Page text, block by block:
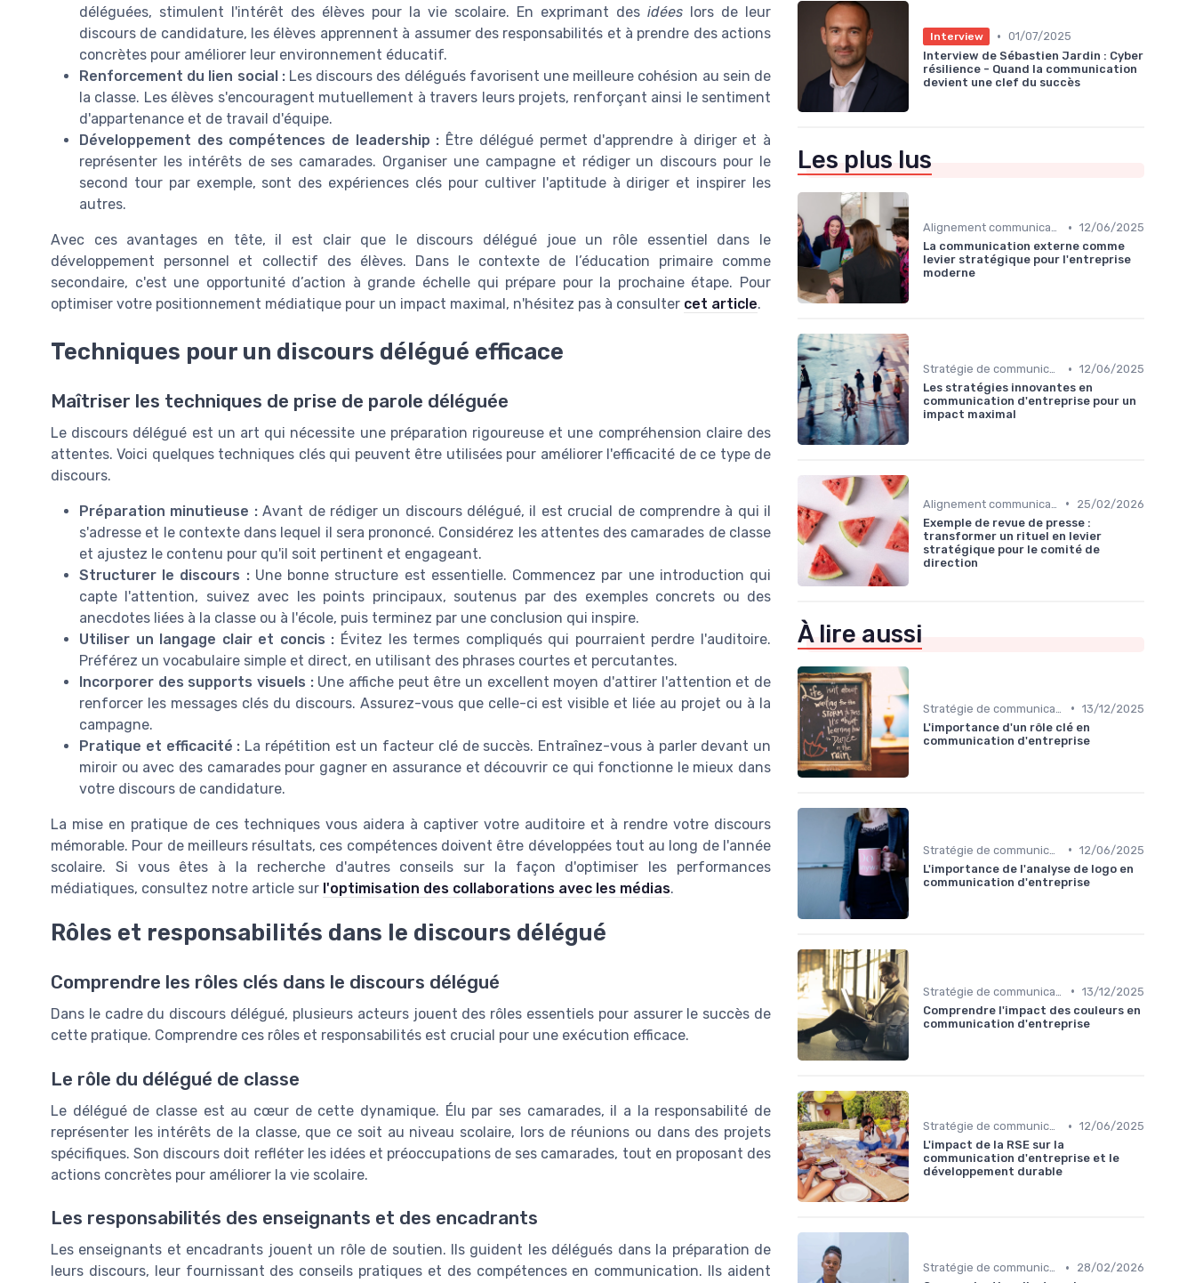
déléguées, stimulent l'intérêt des élèves pour la vie scolaire. En exprimant des idées lors de leur
discours de candidature, les élèves apprennent à assumer des responsabilités et à prendre des actions
concrètes pour améliorer leur environnement éducatif.
Renforcement du lien social :Les discours des délégués favorisent une meilleure cohésion au sein de
la classe. Les élèves s'encouragent mutuellement à travers leurs projets, renforçant ainsi le sentiment
d'appartenance et de travail d'équipe.
Développement des compétences de leadership : Être délégué permet d'apprendre à diriger et à
représenter les intérêts de ses camarades. Organiser une campagne et rédiger un discours pour le
second tour par exemple, sont des expériences clés pour cultiver l'aptitude à diriger et inspirer les
autres.
Avec ces avantages en tête, il est clair que le discours délégué joue un rôle essentiel dans le
développement personnel et collectif des élèves. Dans le contexte de l’éducation primaire comme
secondaire, c'est une opportunité d’action à grande échelle qui prépare pour la prochaine étape. Pour
optimiser votre positionnement médiatique pour un impact maximal, n'hésitez pas à consulter cet article.
Techniques pour un discours délégué efficace
Maîtriser les techniques de prise de parole déléguée
Le discours délégué est un art qui nécessite une préparation rigoureuse et une compréhension claire des
attentes. Voici quelques techniques clés qui peuvent être utilisées pour améliorer l'efficacité de ce type de
discours.
Préparation minutieuse :Avant de rédiger un discours délégué, il est crucial de comprendre à qui il
s'adresse et le contexte dans lequel il sera prononcé. Considérez les attentes des camarades de classe
et ajustez le contenu pour qu'il soit pertinent et engageant.
Structurer le discours :Une bonne structure est essentielle. Commencez par une introduction qui
capte l'attention, suivez avec les points principaux, soutenus par des exemples concrets ou des
anecdotes liées à la classe ou à l'école, puis terminez par une conclusion qui inspire.
Utiliser un langage clair et concis : Évitez les termes compliqués qui pourraient perdre l'auditoire.
Préférez un vocabulaire simple et direct, en utilisant des phrases courtes et percutantes.
Incorporer des supports visuels :Une affiche peut être un excellent moyen d'attirer l'attention et de
renforcer les messages clés du discours. Assurez-vous que celle-ci est visible et liée au projet ou à la
campagne.
Pratique et efficacité : La répétition est un facteur clé de succès. Entraînez-vous à parler devant un
miroir ou avec des camarades pour gagner en assurance et découvrir ce qui fonctionne le mieux dans
votre discours de candidature.
La mise en pratique de ces techniques vous aidera à captiver votre auditoire et à rendre votre discours
mémorable. Pour de meilleurs résultats, ces compétences doivent être développées tout au long de l'année
scolaire. Si vous êtes à la recherche d'autres conseils sur la façon d'optimiser les performances
médiatiques, consultez notre article sur l'optimisation des collaborations avec les médias.
Rôles et responsabilités dans le discours délégué
Comprendre les rôles clés dans le discours délégué
Dans le cadre du discours délégué, plusieurs acteurs jouent des rôles essentiels pour assurer le succès de
cette pratique. Comprendre ces rôles et responsabilités est crucial pour une exécution efficace.
Le rôle du délégué de classe
Le délégué de classe est au cœur de cette dynamique. Élu par ses camarades, il a la responsabilité de
représenter les intérêts de la classe, que ce soit au niveau scolaire, lors de réunions ou dans des projets
spécifiques. Son discours doit refléter les idées et préoccupations de ses camarades, tout en proposant des
actions concrètes pour améliorer la vie scolaire.
Les responsabilités des enseignants et des encadrants
Les enseignants et encadrants jouent un rôle de soutien. Ils guident les délégués dans la préparation de
leurs discours, leur fournissant des conseils pratiques et des compétences en communication. Ils aident
Interview • 01/07/2025
Interview de Sébastien Jardin : Cyber
résilience - Quand la communication
devient une clef du succès
Les plus lus
Alignement communication & stratégie business • 12/06/2025
La communication externe comme
levier stratégique pour l'entreprise
moderne
Stratégie de communication d’entreprise • 12/06/2025
Les stratégies innovantes en
communication d'entreprise pour un
impact maximal
•
25/02/2026
Exemple de revue de presse :
transformer un rituel en levier
stratégique pour le comité de
direction
À lire aussi
• 13/12/2025
L'importance d'un rôle clé en
communication d'entreprise
• 12/06/2025
L'importance de l'analyse de logo en
communication d'entreprise
• 13/12/2025
Comprendre l'impact des couleurs en
communication d'entreprise
Stratégie de communication d’entreprise • 12/06/2025
L'impact de la RSE sur la
communication d'entreprise et le
développement durable
Stratégie de communication d’entreprise •
28/02/2026